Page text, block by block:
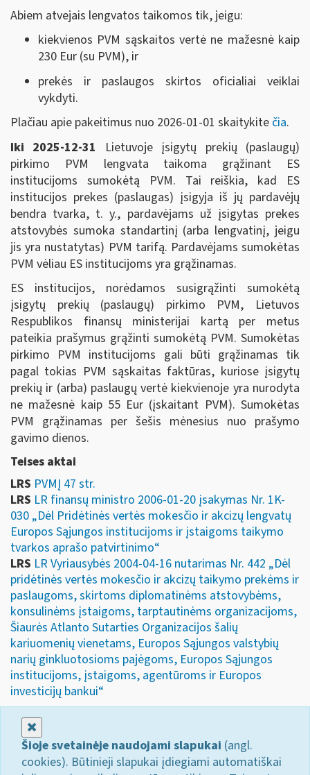
Abiem atvejais lengvatos taikomos tik, jeigu:
kiekvienos PVM sąskaitos vertė ne mažesnė kaip
230 Eur (su PVM), ir
prekės ir paslaugos skirtos oficialiai veiklai
vykdyti.
Plačiau apie pakeitimus nuo 2026-01-01 skaitykite čia.
Iki 2025-12-31 Lietuvoje įsigytų prekių (paslaugų)
pirkimo PVM lengvata taikoma grąžinant ES
institucijoms sumokėtą PVM. Tai reiškia, kad ES
institucijos prekes (paslaugas) įsigyja iš jų pardavėjų
bendra tvarka, t. y., pardavėjams už įsigytas prekes
atstovybės sumoka standartinį (arba lengvatinį, jeigu
jis yra nustatytas) PVM tarifą. Pardavėjams sumokėtas
PVM vėliau ES institucijoms yra grąžinamas.
ES institucijos, norėdamos susigrąžinti sumokėtą
įsigytų prekių (paslaugų) pirkimo PVM, Lietuvos
Respublikos finansų ministerijai kartą per metus
pateikia prašymus grąžinti sumokėtą PVM. Sumokėtas
pirkimo PVM institucijoms gali būti grąžinamas tik
pagal tokias PVM sąskaitas faktūras, kuriose įsigytų
prekių ir (arba) paslaugų vertė kiekvienoje yra nurodyta
ne mažesnė kaip 55 Eur (įskaitant PVM). Sumokėtas
PVM grąžinamas per šešis mėnesius nuo prašymo
gavimo dienos.
Teises aktai
LRS PVMĮ 47 str.
LRS LR finansų ministro 2006-01-20 įsakymas Nr. 1K-
030 „Dėl Pridėtinės vertės mokesčio ir akcizų lengvatų
Europos Sąjungos institucijoms ir įstaigoms taikymo
tvarkos aprašo patvirtinimo“
LRS LR Vyriausybės 2004-04-16 nutarimas Nr. 442 „Dėl
pridėtinės vertės mokesčio ir akcizų taikymo prekėms ir
paslaugoms, skirtoms diplomatinėms atstovybėms,
konsulinėms įstaigoms, tarptautinėms organizacijoms,
Šiaurės Atlanto Sutarties Organizacijos šalių
kariuomenių vienetams, Europos Sąjungos valstybių
narių ginkluotosioms pajėgoms, Europos Sąjungos
institucijoms, įstaigoms, agentūroms ir Europos
investicijų bankui“
Šioje svetainėje naudojami slapukai (angl.
cookies). Būtinieji slapukai įdiegiami automatiškai